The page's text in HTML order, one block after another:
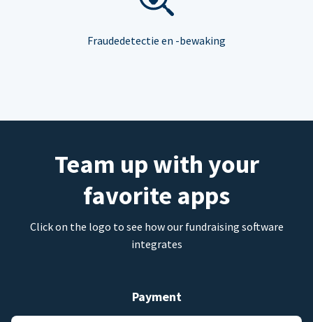
Fraudedetectie en -bewaking
Team up with your
favorite apps
Click on the logo to see how our fundraising software
integrates
Payment